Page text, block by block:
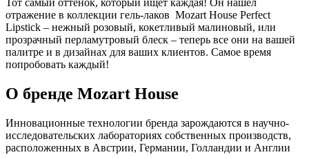
Тот самый оттенок, который ищет каждая! Он нашел
отражение в коллекции гель-лаков Mozart House Perfect
Lipstick – нежный розовый, кокетливый малиновый, или
прозрачный перламутровый блеск – теперь все они на вашей
палитре и в дизайнах для ваших клиентов. Самое время
попробовать каждый!
О бренде Mozart House
Инновационные технологии бренда зарождаются в научно-
исследовательских лабораториях собственных производств,
расположенных в Австрии, Германии, Голландии и Англии